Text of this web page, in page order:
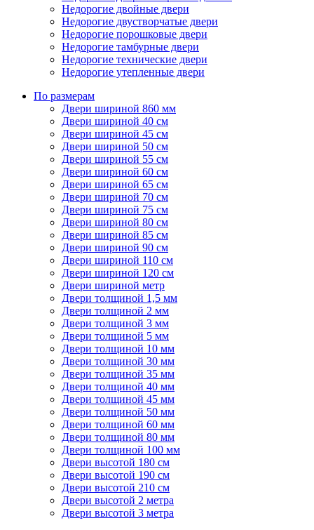
Недорогие двойные двери
Недорогие двустворчатые двери
Недорогие порошковые двери
Недорогие тамбурные двери
Недорогие технические двери
Недорогие утепленные двери
По размерам
Двери шириной 860 мм
Двери шириной 40 см
Двери шириной 45 см
Двери шириной 50 см
Двери шириной 55 см
Двери шириной 60 см
Двери шириной 65 см
Двери шириной 70 см
Двери шириной 75 см
Двери шириной 80 см
Двери шириной 85 см
Двери шириной 90 см
Двери шириной 110 см
Двери шириной 120 см
Двери шириной метр
Двери толщиной 1,5 мм
Двери толщиной 2 мм
Двери толщиной 3 мм
Двери толщиной 5 мм
Двери толщиной 10 мм
Двери толщиной 30 мм
Двери толщиной 35 мм
Двери толщиной 40 мм
Двери толщиной 45 мм
Двери толщиной 50 мм
Двери толщиной 60 мм
Двери толщиной 80 мм
Двери толщиной 100 мм
Двери высотой 180 см
Двери высотой 190 см
Двери высотой 210 см
Двери высотой 2 метра
Двери высотой 3 метра